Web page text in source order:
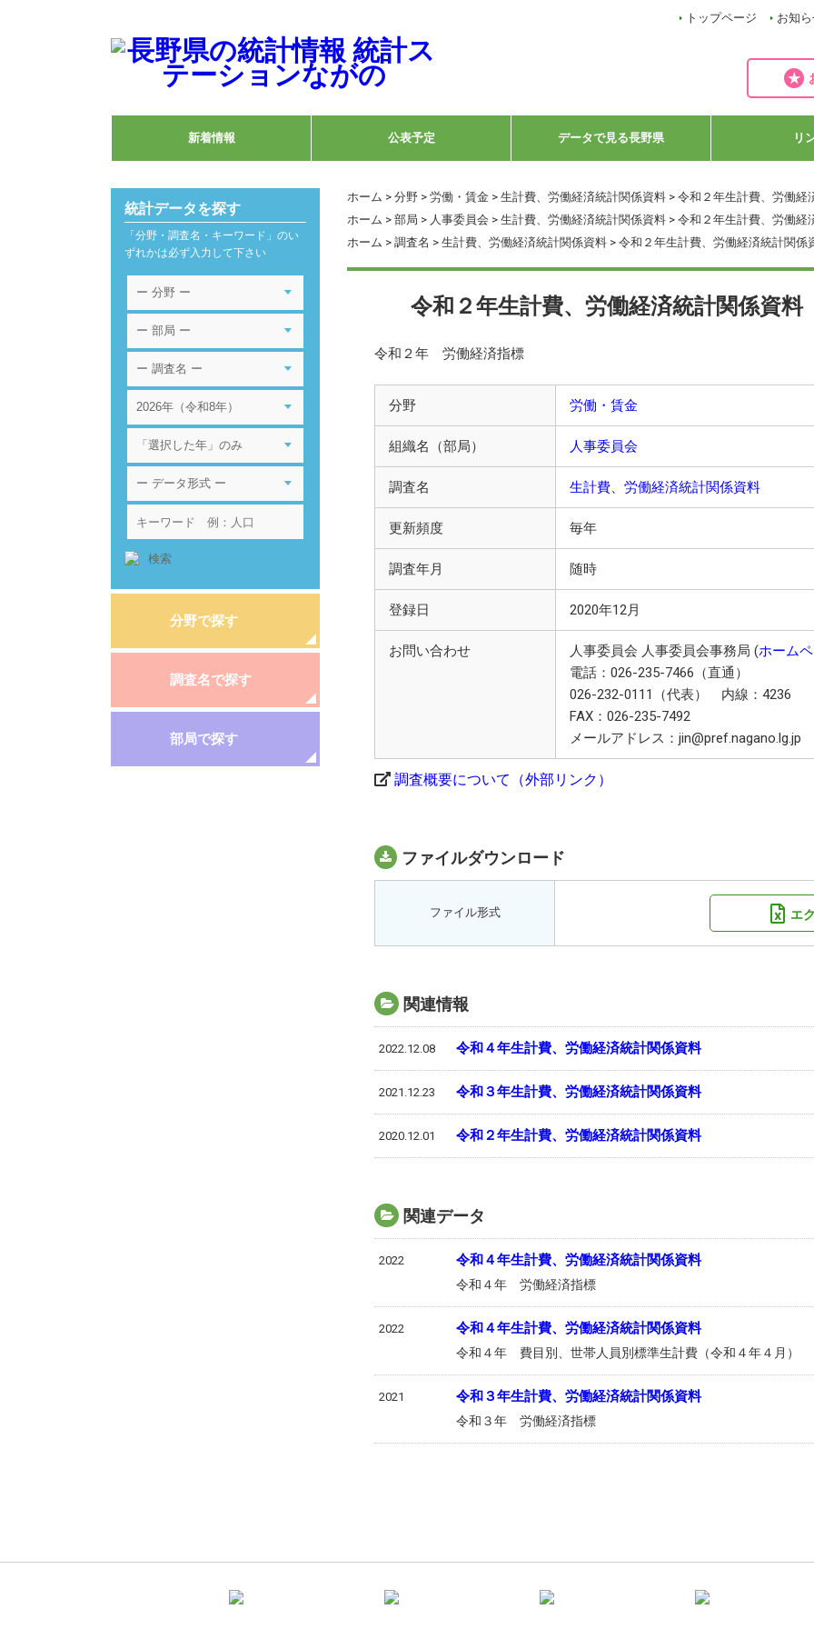
トップページ お知
新着情報 公表予定 データで見る長野県 リ
ホーム > 分野 > 労働・賃金 > 生計費、労働経済統計関係資料 > 令和２年生計費、労働経
ホーム > 部局 > 人事委員会 > 生計費、労働経済統計関係資料 > 令和２年生計費、労働経
ホーム > 調査名 > 生計費、労働経済統計関係資料 > 令和２年生計費、労働経済統計関係
令和２年生計費、労働経済統計関係資料
令和２年 労働経済指標
分野 労働・賃金
組織名（部局） 人事委員会
調査名 生計費、労働経済統計関係資料
更新頻度 毎年
調査年月 随時
登録日 2020年12月
お問い合わせ 人事委員会 人事委員会事務局 (ホーム
電話：026-235-7466（直通）
026-232-0111（代表） 内線：4236
FAX：026-235-7492
メールアドレス：jin@pref.nagano.lg.jp
調査概要について（外部リンク）
ファイルダウンロード
ファイル形式 エ
関連情報
2022.12.08 令和４年生計費、労働経済統計関係資料
2021.12.23 令和３年生計費、労働経済統計関係資料
2020.12.01 令和２年生計費、労働経済統計関係資料
関連データ
2022 令和４年生計費、労働経済統計関係資料
令和４年 労働経済指標
2022 令和４年生計費、労働経済統計関係資料
令和４年 費目別、世帯人員別標準生計費（令和４年４月）
2021 令和３年生計費、労働経済統計関係資料
令和３年 労働経済指標
統計データを探す
「分野・調査名・キーワード」のい
ずれかは必ず入力して下さい
分野で探す
調査名で探す
部局で探す